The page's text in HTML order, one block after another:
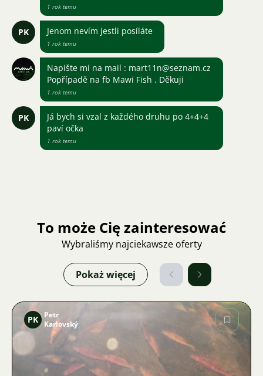
1 rok temu
PK Jenom nevím jestli posíláte
1 rok temu
Napište mi na mail : mart11n@seznam.cz
Popřípadě na fb Mawi Fish . Děkuji
1 rok temu
PK
Já bych si vzal z každého druhu po 4+4+4
paví očka
1 rok temu
To może Cię zainteresować
Wybraliśmy najciekawsze oferty
Pokaż więcej
Zdjęcie
PK
Petr
Karlovský